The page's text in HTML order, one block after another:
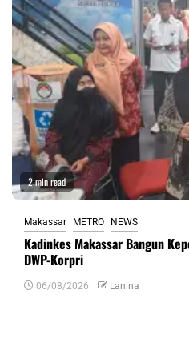
2 min read
Makassar METRO NEWS
Kadinkes Makassar Bangun
DWP-Korpri
06/08/2026 Lanina